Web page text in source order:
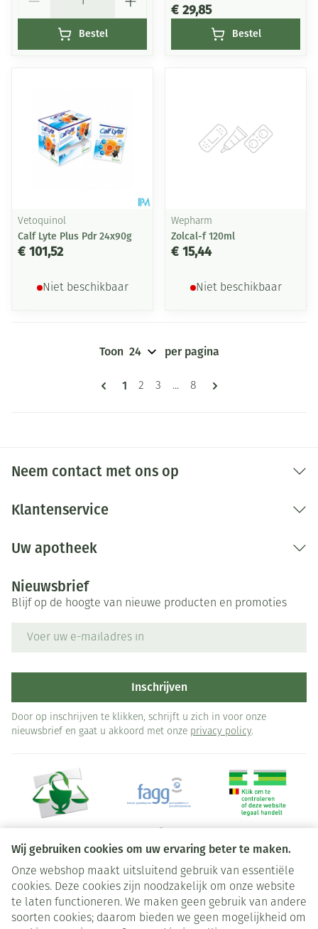
Wij gebruiken cookies om uw ervaring beter te maken.
Onze webshop maakt uitsluitend gebruik van essentiële
cookies. Deze cookies zijn noodzakelijk om onze website
te laten functioneren. We maken geen gebruik van andere
soorten cookies; daarom bieden we geen mogelijkheid om
Bestel
€ 29,85
Bestel
Vetoquinol
Calf Lyte Plus Pdr 24x90g
€ 101,52
Niet beschikbaar
Wepharm
Zolcal-f 120ml
€ 15,44
Niet beschikbaar
Pagina's
U lees momenteel pagina
1 Pagina
2 Pagina
3 ... Pagina
8
Toon per pagina
Neem contact met ons op
Klantenservice
Uw apotheek
Nieuwsbrief
Blijf op de hoogte van nieuwe producten en promoties
Inschrijven
Door op inschrijven te klikken, schrijft u zich in voor onze
nieuwsbrief en gaat u akkoord met onze privacy policy.
Juridische links